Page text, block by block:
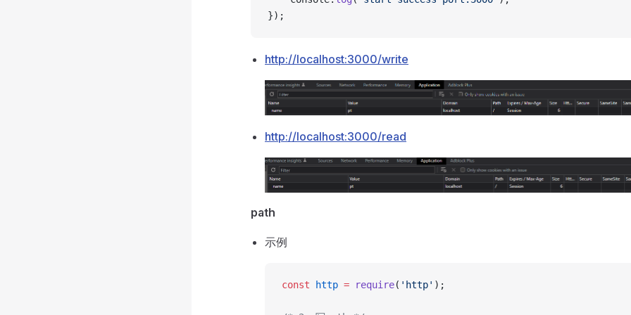
});
http://localhost:3000/write
http://localhost:3000/read
path
示例
const http = require( 'http' );